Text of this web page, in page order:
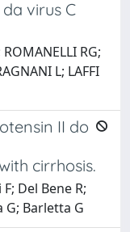
da virus C
RG;
L; LAFFI
II do
cirrhosis.
Del Bene R;
G; Barletta G